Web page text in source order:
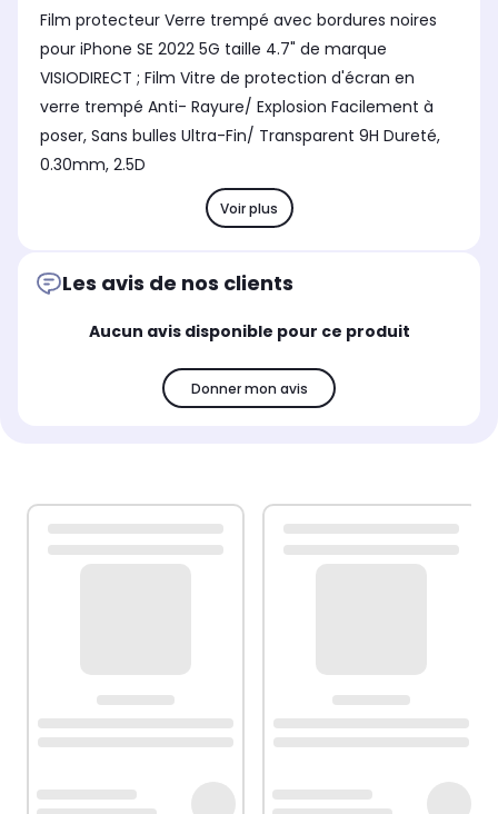
Film protecteur Verre trempé avec bordures noires
pour iPhone SE 2022 5G taille 4.7" de marque
VISIODIRECT ; Film Vitre de protection d'écran en
verre trempé Anti- Rayure/ Explosion Facilement à
poser, Sans bulles Ultra-Fin/ Transparent 9H Dureté,
0.30mm, 2.5D
Voir plus
Les avis de nos clients
Aucun avis disponible pour ce produit
Donner mon avis